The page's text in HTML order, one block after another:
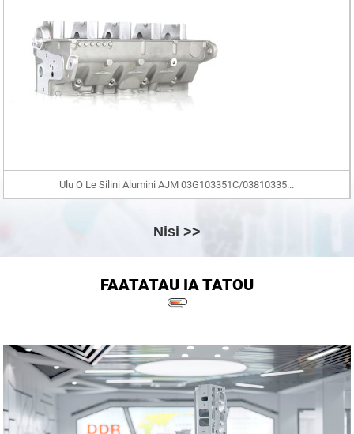
Ulu O Le Silini Alumini AJM 03G103351C/03810335...
Nisi >>
FAATATAU IA TATOU